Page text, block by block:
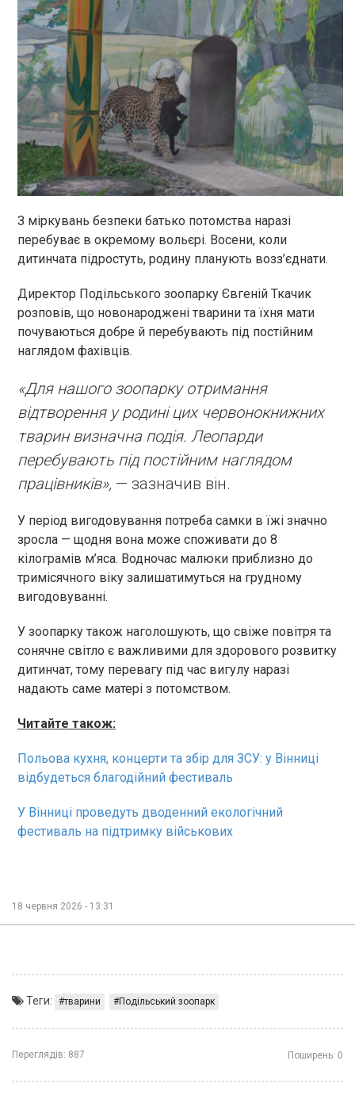
З міркувань безпеки батько потомства наразі
перебуває в окремому вольєрі. Восени, коли
дитинчата підростуть, родину планують возз’єднати.
Директор Подільського зоопарку Євгеній Ткачик
розповів, що новонароджені тварини та їхня мати
почуваються добре й перебувають під постійним
наглядом фахівців.
«Для нашого зоопарку отримання
відтворення у родині цих червонокнижних
тварин визначна подія. Леопарди
перебувають під постійним наглядом
працівників», — зазначив він.
У період вигодовування потреба самки в їжі значно
зросла — щодня вона може споживати до 8
кілограмів м’яса. Водночас малюки приблизно до
тримісячного віку залишатимуться на грудному
вигодовуванні.
У зоопарку також наголошують, що свіже повітря та
сонячне світло є важливими для здорового розвитку
дитинчат, тому перевагу під час вигулу наразі
надають саме матері з потомством.
Читайте також:
Польова кухня, концерти та збір для ЗСУ: у Вінниці
відбудеться благодійний фестиваль
У Вінниці проведуть дводенний екологічний
фестиваль на підтримку військових
18 червня 2026 - 13:31
Теги: тварини Подільський зоопарк
Переглядів: 887 Поширень: 0